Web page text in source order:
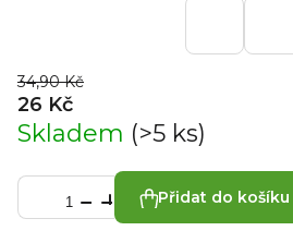
34,90 Kč
26 Kč
Skladem (>5 ks)
Přidat do košíku